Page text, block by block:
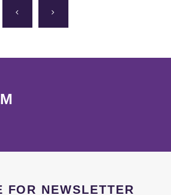
FOR NEWSLETTER